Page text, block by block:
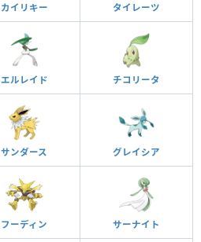
カイリキー タイレーツ
エルレイド チコリータ
サンダース グレイシア
フーディン サーナイト